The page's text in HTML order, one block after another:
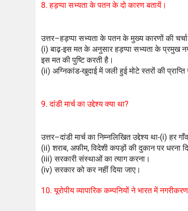
8. हड़प्पा सभ्यता के पतन के दो कारण बतायें।
उत्तर–हड़प्पा सभ्यता के पतन के मुख्य कारणों की
(i) बाढ़-इस मत के अनुसार हड़प्पा सभ्यता के प्रमुख
इस मत की पुष्टि करती है।
(ii) अग्निकांड-खुदाई में जली हुई मोटे स्तरों की
9. दांडी मार्च का उद्देश्य क्या था?
उत्तर–दांडी मार्च का निम्नलिखित उद्देश्य था-(i) हर
(ii) शराब, अफीम, विदेशी कपड़ों की दुकान पर धरना
(iii) सरकारी संस्थाओं का त्याग करना।
(iv) सरकार को कर नहीं दिया जाए।
10. यूरोपीय व्यापारिक कम्पनियों ने भारत में